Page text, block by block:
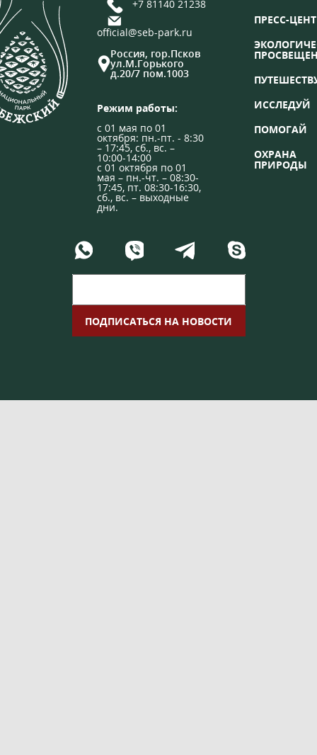
+7 81140 21238
official@seb-park.ru
Россия, гор.Псков
ул.М.Горького
д.20/7 пом.1003
Режим работы:
с 01 мая по 01
октября: пн.-пт. - 8:30
– 17:45, сб., вс. –
10:00-14:00
с 01 октября по 01
мая – пн.-чт. – 08:30-
17:45, пт. 08:30-16:30,
сб., вс. – выходные
дни.
ПРЕСС-
ИССЛЕДУЙ
ПОМОГАЙ
ОХРАНА
ПРИРОДЫ